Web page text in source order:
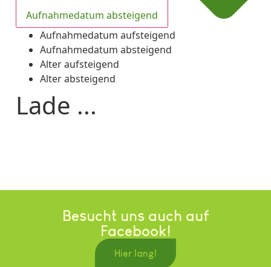
Aufnahmedatum absteigend
Aufnahmedatum aufsteigend
Aufnahmedatum absteigend
Alter aufsteigend
Alter absteigend
Lade ...
Besucht uns auch auf
Facebook!
Hier lang!